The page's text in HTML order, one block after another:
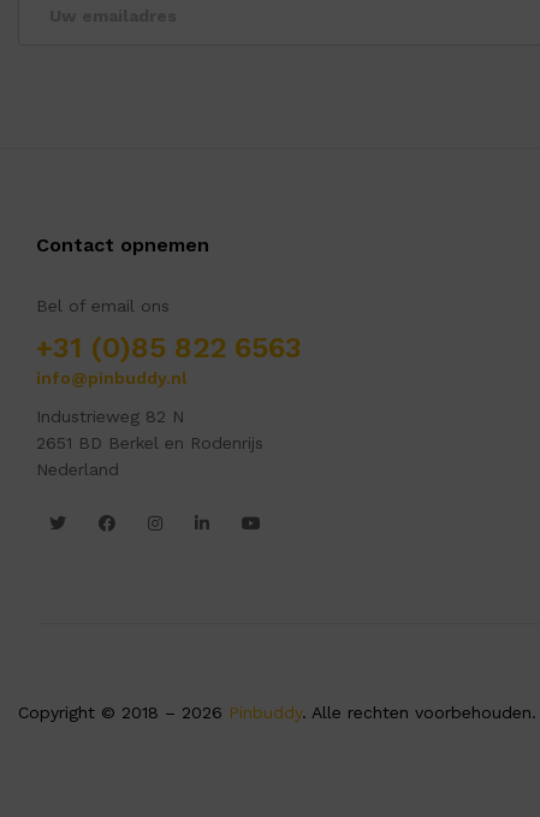
Contact opnemen
Bel of email ons
+31 (0)85 822 6563
info@pinbuddy.nl
Industrieweg 82 N
2651 BD Berkel en Rodenrijs
Nederland
Copyright © 2018 – 2026 Pinbuddy. Alle rechten voorbehouden.